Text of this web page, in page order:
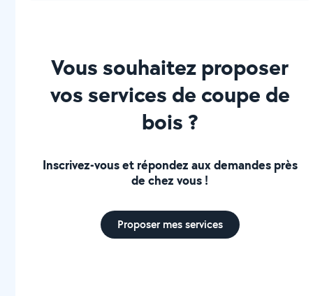
Vous souhaitez proposer
vos services de coupe de
bois ?
Inscrivez-vous et répondez aux demandes près
de chez vous !
Proposer mes services